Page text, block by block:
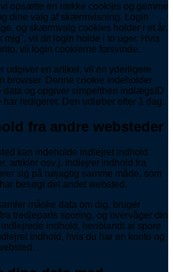
opsætte en række cookies og gemme
dine valg af skærmvisning. Login
og skærmvalg cookies holder i et år.
vil dit login holde i to uger. Hvis
vil login cookierne forsvinde.
udgiver en artikel, vil en yderligere
browser. Denne cookie indeholder
data og opgiver simpelthen indlægsID
redigeret. Den udløber efter 1 dag.
fra andre websteder
kan indeholde indlejret indhold
artikler osv.). Indlejret indhold fra
sig på nøjagtig samme måde, som
besøgt det andet websted.
måske data om dig, bruger
tredjeparts sporing, og overvåger din
indhold, heriblandt at spore
indhold, hvis du har en konto og